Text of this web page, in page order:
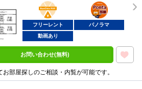
BunChinPAY
ポンタ
部屋
フリーレント
パノラマ
動画あり
お問い合わせ(無料)
部屋探しのご相談・内覧が可能です。